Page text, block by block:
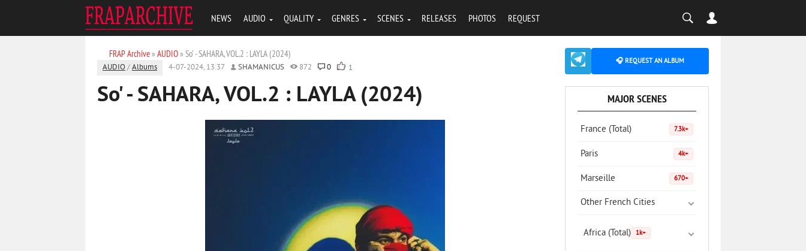
NEWS AUDIO QUALITY GENRES SCENES RELEASES PHOTOS REQUEST
FRAP Archive» AUDIO» So' - SAHARA, VOL.2 : LAYLA (2024)
AUDIO /Albums 4-07-2024, 13:37 SHAMANICUS 872 0 1
So' - SAHARA, VOL.2 : LAYLA (2024)
🎧 REQUEST AN ALBUM
MAJOR SCENES
France (Total) 7.3k+
Paris 4k+
Marseille 670+
Other French Cities
Africa (Total) 1k+